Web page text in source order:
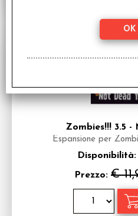
Zombies!!! 3.5
Espansione per
Disponibilità:
Prezzo: €